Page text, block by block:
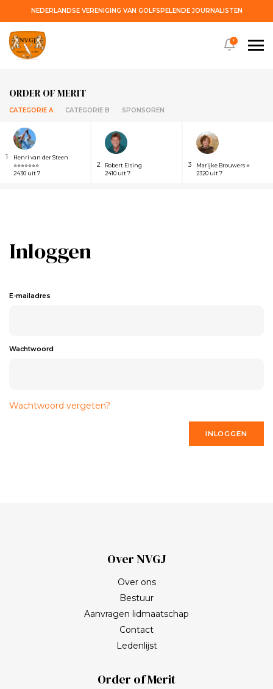
NEDERLANDSE VERENIGING VAN GOLFSPELENDE JOURNALISTEN
ORDER OF MERIT
CATEGORIE A CATEGORIE B SPONSOREN
1
Henri van der Steen
⭐⭐⭐⭐⭐⭐⭐
2430 uit 7
2
Robert Elsing
2410 uit 7
3
Marijke Brouwers ⭐
2320 uit 7
!
Inloggen
E-mailadres
Wachtwoord
Wachtwoord vergeten?
INLOGGEN
Over NVGJ
Over ons
Bestuur
Aanvragen lidmaatschap
Contact
Ledenlijst
Order of Merit